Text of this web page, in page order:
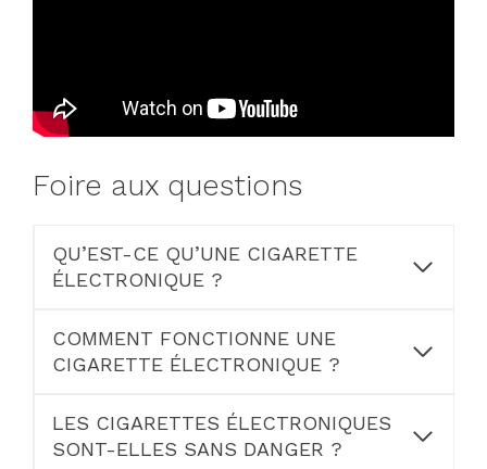
Foire aux questions
QU’EST-CE QU’UNE CIGARETTE
ÉLECTRONIQUE ?
COMMENT FONCTIONNE UNE
CIGARETTE ÉLECTRONIQUE ?
LES CIGARETTES ÉLECTRONIQUES
SONT-ELLES SANS DANGER ?